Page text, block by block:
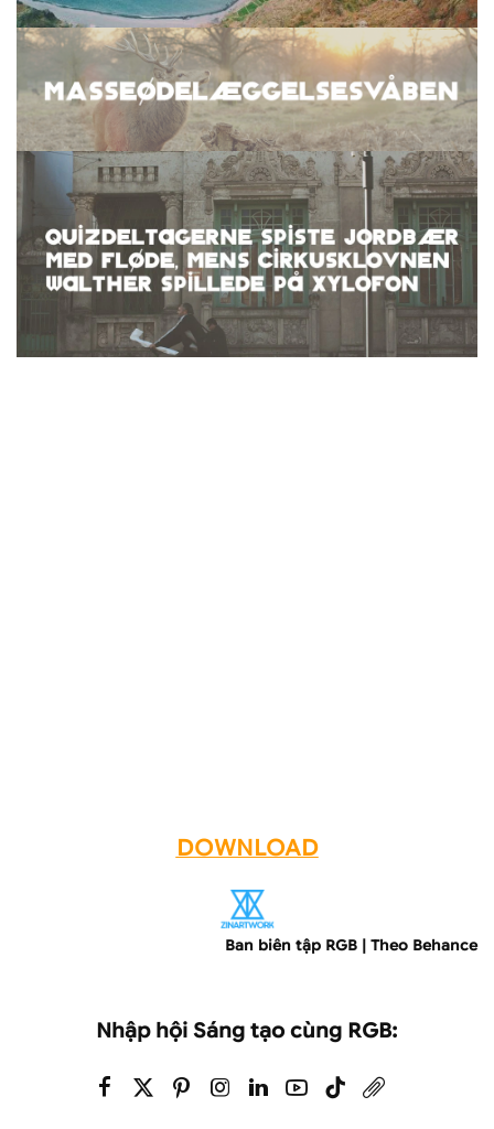
DOWNLOAD
Ban biên tập RGB | Theo Behance
Nhập hội Sáng tạo cùng RGB: